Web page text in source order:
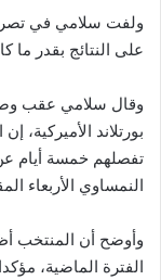
ولفت سلامي في
على النتائج بقدر ما
وقال سلامي عقب
بورتلاند الأميركية،
تفصلهم خمسة أيام عن
النمساوي الأربعاء
وأوضح أن المنتخب
الفترة الماضية،